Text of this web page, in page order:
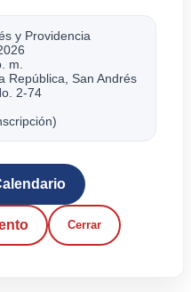
y Providencia
m.
República, San Andrés
2-74
Cerrar